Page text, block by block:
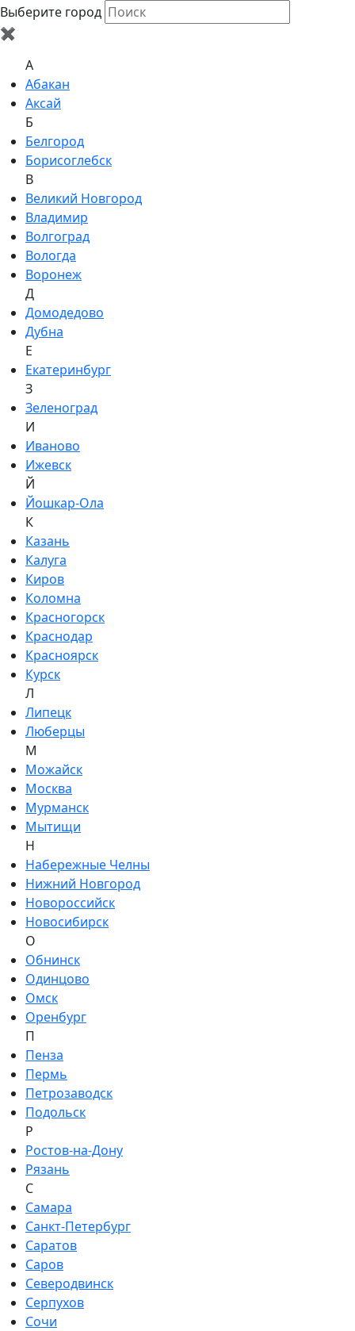
Выберите город
✖
A
Абакан
Аксай
Б
Белгород
Борисоглебск
В
Великий Новгород
Владимир
Волгоград
Вологда
Воронеж
Д
Домодедово
Дубна
Е
Екатеринбург
З
Зеленоград
И
Иваново
Ижевск
Й
Йошкар-Ола
К
Казань
Калуга
Киров
Коломна
Красногорск
Краснодар
Красноярск
Курск
Л
Липецк
Люберцы
М
Можайск
Москва
Мурманск
Мытищи
Н
Набережные Челны
Нижний Новгород
Новороссийск
Новосибирск
О
Обнинск
Одинцово
Омск
Оренбург
П
Пенза
Пермь
Петрозаводск
Подольск
Р
Ростов-на-Дону
Рязань
С
Самара
Санкт-Петербург
Саратов
Саров
Северодвинск
Серпухов
Сочи